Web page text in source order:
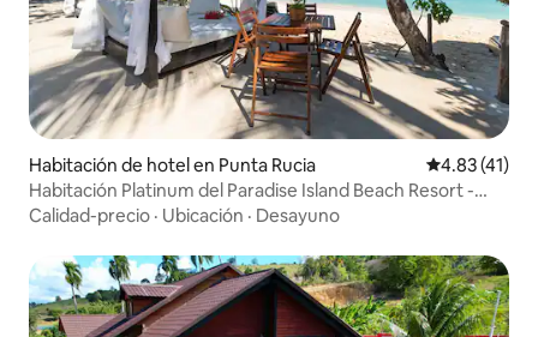
Habitación de hotel en Punta Rucia Calificación
4.83 (41)
Habitación Platinum del Paradise Island Beach Resort -
vistas
Calidad-precio · Ubicación · Desayuno